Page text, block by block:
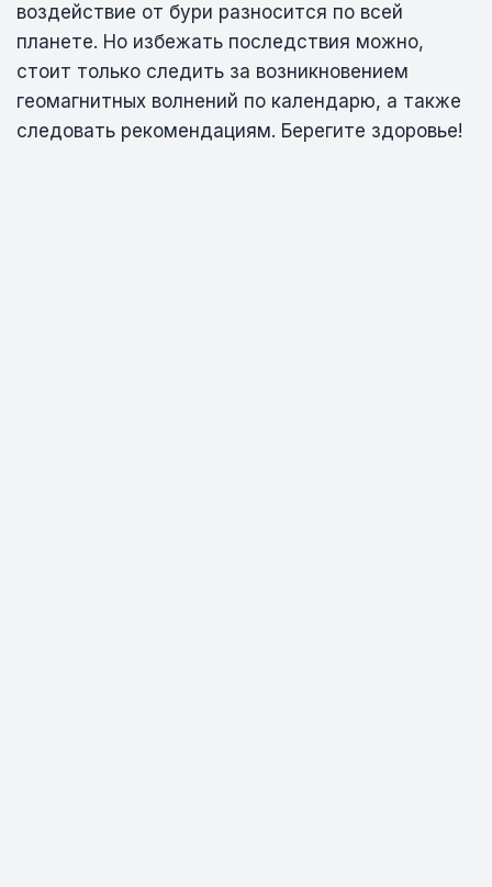
воздействие от бури разносится по всей
планете. Но избежать последствия можно,
стоит только следить за возникновением
геомагнитных волнений по календарю, а также
следовать рекомендациям. Берегите здоровье!